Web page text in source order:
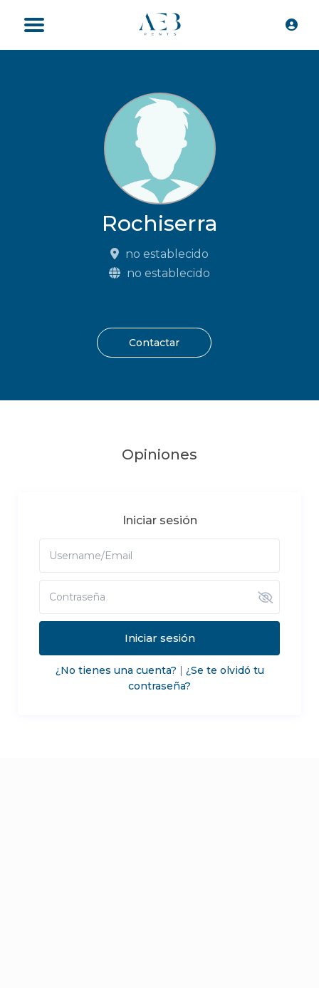
Rochiserra
no establecido
no establecido
Contactar
Opiniones
Iniciar sesión
Iniciar sesión
¿No tienes una cuenta? | ¿Se te olvidó tu
contraseña?